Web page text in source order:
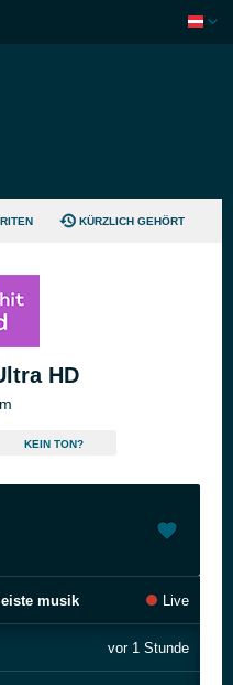
KÜRZLICH GEHÖRT
HD
KEIN TON?
musik Live
vor 1 Stunde